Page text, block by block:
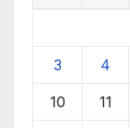
3 4
10 11